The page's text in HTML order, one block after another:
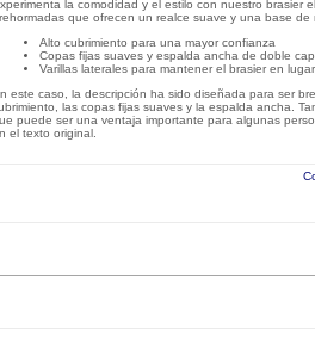
la comodidad y el estilo con nuestro
que ofrecen un realce suave y una base
Alto cubrimiento para una mayor confianza
Copas fijas suaves y espalda ancha de doble
Varillas laterales para mantener el brasier en lugar
este caso, la descripción ha sido diseñada para ser
las copas fijas suaves y la espalda ancha.
puede ser una ventaja importante para algunas
el texto original.